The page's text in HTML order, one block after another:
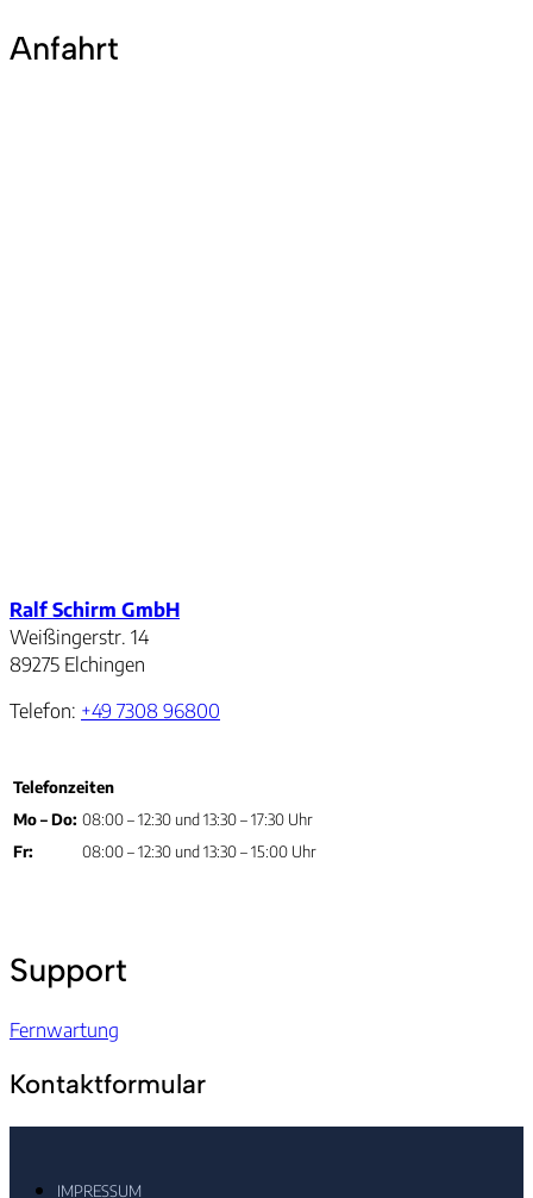
Anfahrt
Ralf Schirm GmbH
Weißingerstr. 14
89275 Elchingen
Telefon: +49 7308 96800
Telefonzeiten
Mo – Do: 08:00 – 12:30 und 13:30 – 17:30 Uhr
Fr:
08:00 – 12:30 und 13:30 – 15:00 Uhr
Support
Fernwartung
Kontaktformular
IMPRESSUM